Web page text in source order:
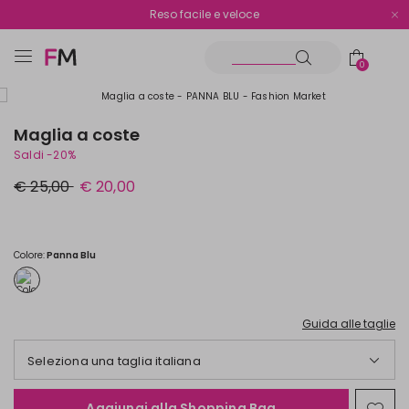
Reso facile e veloce
Spedizione gratuita oltre i €70
0
Maglia a coste
Saldi -20%
Prezzo
originale
€ 25,00 Nuovo
prezzo
€ 20,00
Colore:Panna Blu
Guida alle taglie
Seleziona una taglia italiana